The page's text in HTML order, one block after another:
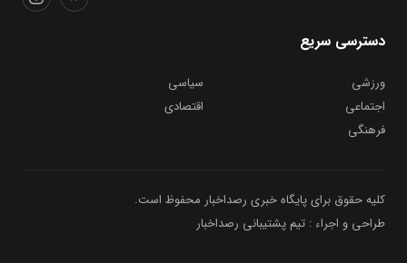
دسترسی سریع
ورزشی
سیاسی
اجتماعی
اقتصادی
فرهنگی
کلیه حقوق برای پایگاه خبری رصداخبار محفوظ است.
طراحی و اجراء : تیم پشتیبانی رصداخبار